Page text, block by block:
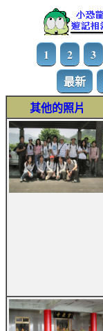
1 2 3
最新
其他的照片